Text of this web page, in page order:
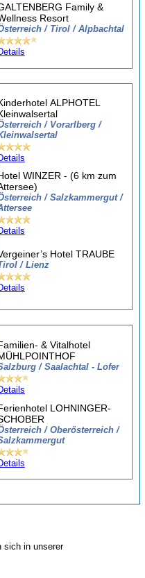
Family &
Resort
/ Tirol / Alpbachtal
ALPHOTEL
/ Vorarlberg /
WINZER - (6 km zum
/ Salzkammergut /
Hotel TRAUBE
/ Lienz
& Vitalhotel
/ Saalachtal - Lofer
LOHNINGER-
/ Oberösterreich /
sich in unserer